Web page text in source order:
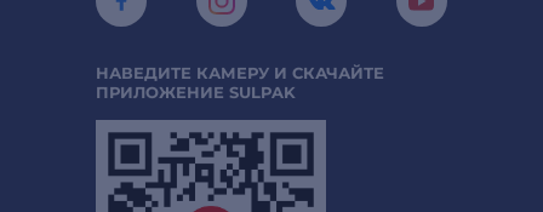
НАВЕДИТЕ КАМЕРУ И СКАЧАЙТЕ
ПРИЛОЖЕНИЕ SULPAK